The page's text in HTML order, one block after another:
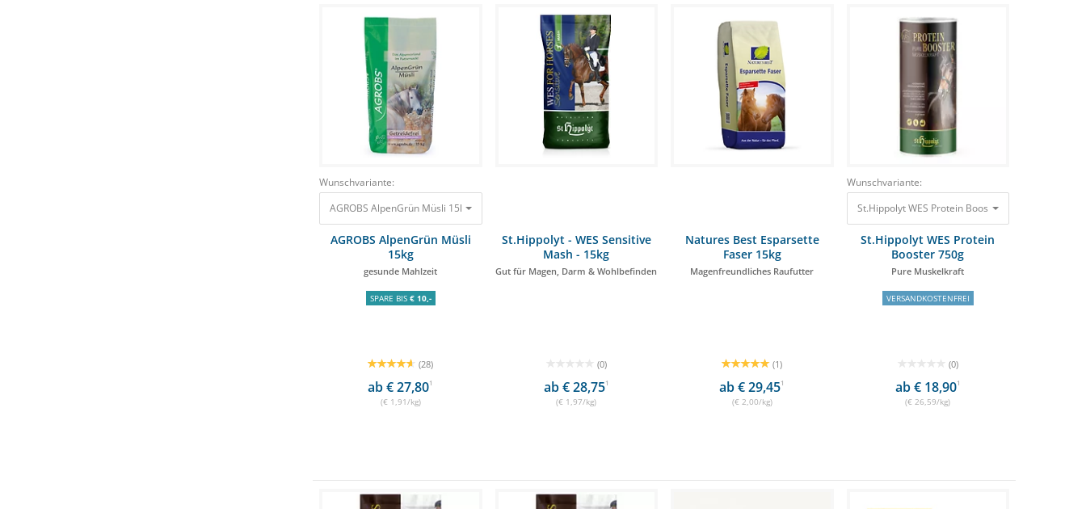
Wunschvariante:
AGROBS AlpenGrün Müsli
15kg
gesunde Mahlzeit
SPARE BIS € 10,-
(28)
ab € 27,801
(€ 1,91/kg)
St.Hippolyt - WES Sensitive
Mash - 15kg
Gut für Magen, Darm & Wohlbefinden
(0)
ab € 28,751
(€ 1,97/kg)
Natures Best Esparsette
Faser 15kg
Magenfreundliches Raufutter
(1)
ab € 29,451
(€ 2,00/kg)
Wunschvariante:
St.Hippolyt WES Protein Booster 750g Pure
St.Hippolyt WES Protein
Booster 750g
Pure Muskelkraft
VERSANDKOSTENFREI
(0)
ab € 18,901
(€ 26,59/kg)